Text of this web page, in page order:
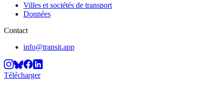
Villes et sociétés de transport
Données
Contact
info@transit.app
Télécharger